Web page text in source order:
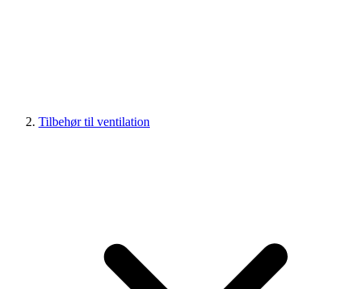
Tilbehør til ventilation